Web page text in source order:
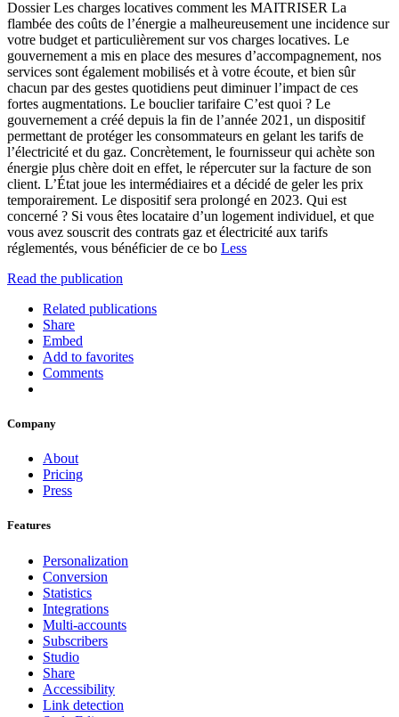
Dossier Les charges locatives comment les MAITRISER La
flambée des coûts de l’énergie a malheureusement une incidence sur
votre budget et particulièrement sur vos charges locatives. Le
gouvernement a mis en place des mesures d’accompagnement, nos
services sont également mobilisés et à votre écoute, et bien sûr
chacun par des gestes quotidiens peut diminuer l’impact de ces
fortes augmentations. Le bouclier tarifaire C’est quoi ? Le
gouvernement a créé depuis la fin de l’année 2021, un dispositif
permettant de protéger les consommateurs en gelant les tarifs de
l’électricité et du gaz. Concrètement, le fournisseur qui achète son
énergie plus chère doit en effet, le répercuter sur la facture de son
client. L’État joue les intermédiaires et a décidé de geler les prix
temporairement. Le dispositif sera prolongé en 2023. Qui est
concerné ? Si vous êtes locataire d’un logement individuel, et que
vous avez souscrit des contrats gaz et électricité aux tarifs
réglementés, vous bénéficier de ce bo Less
Read the publication
Related publications
Share
Embed
Add to favorites
Comments
Company
About
Pricing
Press
Features
Personalization
Conversion
Statistics
Integrations
Multi-accounts
Subscribers
Studio
Share
Accessibility
Link detection